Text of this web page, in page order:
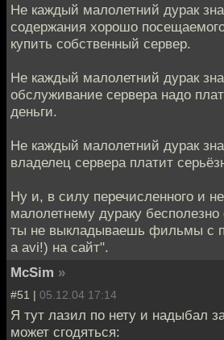
Не каждый малолетний дурак
содержания хорошо
купить собственный сервер.
Не каждый малолетний дурак
обслуживание сервера надо
деньги.
Не каждый малолетний дурак
владелец сервера платит
Ну и, в силу перечисленного и
малолетнему дураку
ты не выкладываешь фильмы с
а avi!) на сайт".
McSim »
#51 | 05.12.04 17:14
Я тут лазил по нету и надыбал
может сгодяться: